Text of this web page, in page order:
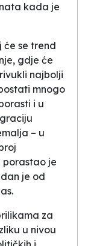
kada je
će se trend
gdje će
najbolji
mnogo
i u
– u
porastao je
je od
za
u nivou